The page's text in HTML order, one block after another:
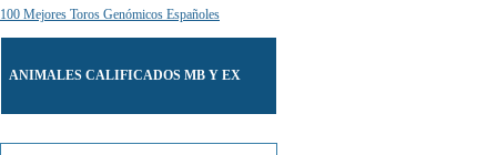
100 Mejores Toros Genómicos Españoles
ANIMALES CALIFICADOS MB Y EX